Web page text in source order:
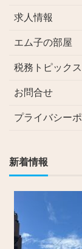
求人情報
エム子の部屋
税務トピックス
お問合せ
プライバシー
新着情報